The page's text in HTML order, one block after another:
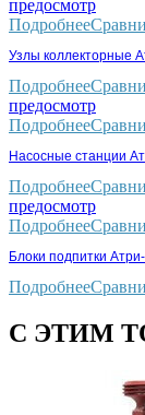
предосмотр
Подробнее
Узлы коллекторные
Подробнее
предосмотр
Подробнее
Насосные станции
Подробнее
предосмотр
Подробнее
Блоки подпитки
Подробнее
С ЭТИМ